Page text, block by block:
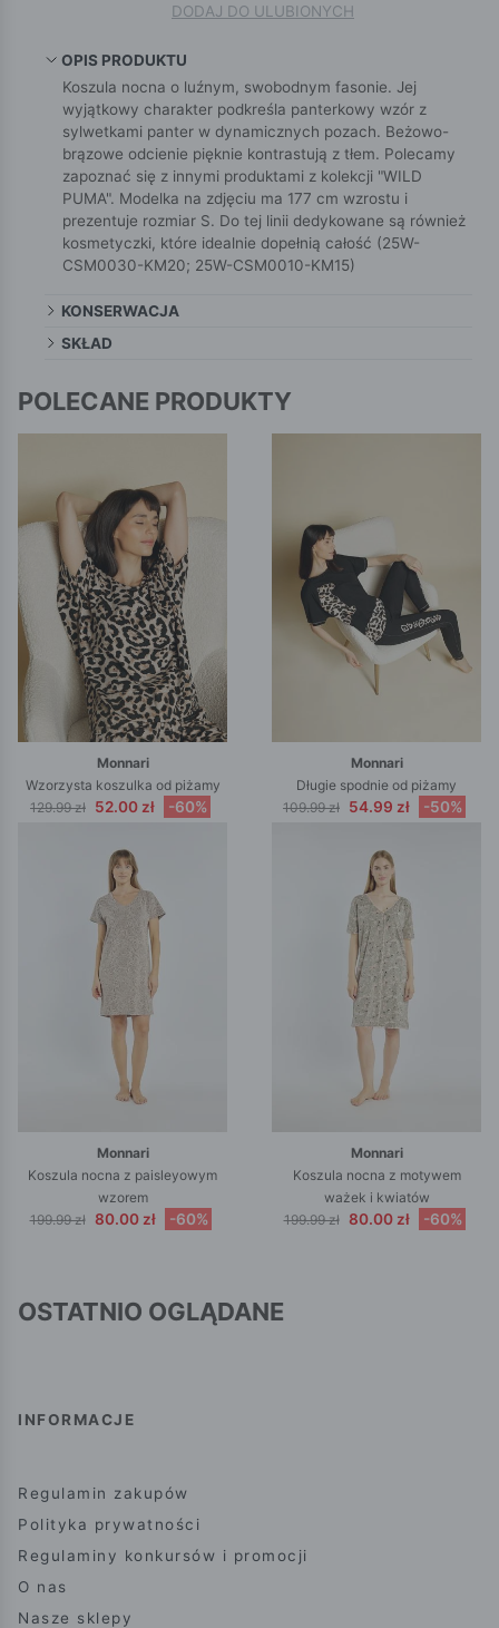
DODAJ DO ULUBIONYCH
OPIS PRODUKTU
Koszula nocna o luźnym, swobodnym fasonie. Jej
wyjątkowy charakter podkreśla panterkowy wzór z
sylwetkami panter w dynamicznych pozach. Beżowo-
brązowe odcienie pięknie kontrastują z tłem. Polecamy
zapoznać się z innymi produktami z kolekcji "WILD
PUMA". Modelka na zdjęciu ma 177 cm wzrostu i
prezentuje rozmiar S. Do tej linii dedykowane są również
kosmetyczki, które idealnie dopełnią całość (25W-
CSM0030-KM20; 25W-CSM0010-KM15)
KONSERWACJA
SKŁAD
POLECANE PRODUKTY
Monnari
Wzorzysta koszulka od piżamy
129.99 zł 52.00 zł -60%
Monnari
Długie spodnie od piżamy
109.99 zł 54.99 zł -50%
Monnari
Koszula nocna z paisleyowym
wzorem
199.99 zł 80.00 zł -60%
Monnari
Koszula nocna z motywem
ważek i kwiatów
199.99 zł 80.00 zł -60%
OSTATNIO OGLĄDANE
INFORMACJE
Regulamin zakupów
Polityka prywatności
Regulaminy konkursów i promocji
O nas
Nasze sklepy